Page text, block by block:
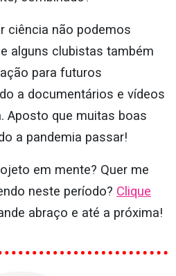
ciência não podemos
alguns clubistas também
para futuros
a documentários e vídeos
Aposto que muitas boas
a pandemia passar!
em mente? Quer me
neste período? Clique
abraço e até a próxima!